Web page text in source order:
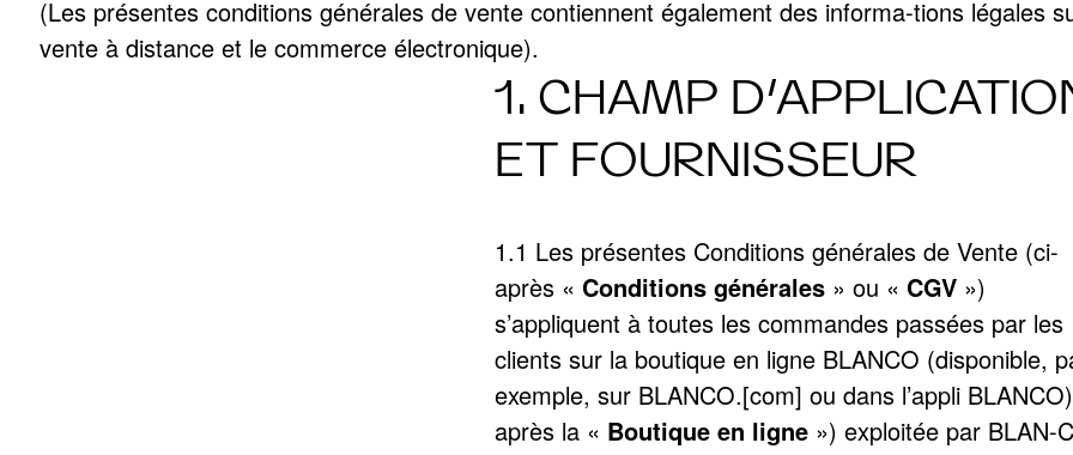
(Les présentes conditions générales de vente contiennent également des informa-tions légales
vente à distance et le commerce électronique).
1. CHAMP
ET FOURNISSEUR
1.1 Les présentes Conditions générales de Vente (ci-
après « Conditions générales» ou « CGV»)
s’appliquent à toutes les commandes passées par les
clients sur la boutique en ligne BLANCO (disponible,
exemple, sur BLANCO.[com] ou dans l’appli
après la « Boutique en ligne») exploitée par BLAN-